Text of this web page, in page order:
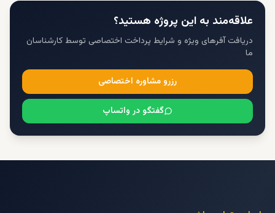
علاقه‌مند به این پروژه هستید؟
دریافت آفرهای ویژه و شرایط پرداخت اختصاصی توسط کارشناسان
ما
رزرو مشاوره اختصاصی
گفتگو در واتساپ